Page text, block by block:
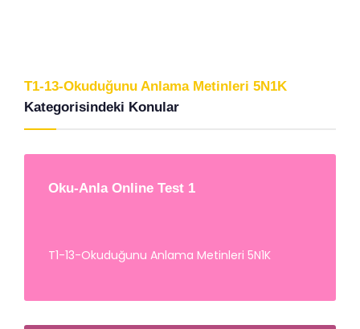
T1-13-Okuduğunu Anlama Metinleri 5N1K
Kategorisindeki Konular
Oku-Anla Online Test 1
T1-13-Okuduğunu Anlama Metinleri 5N1K